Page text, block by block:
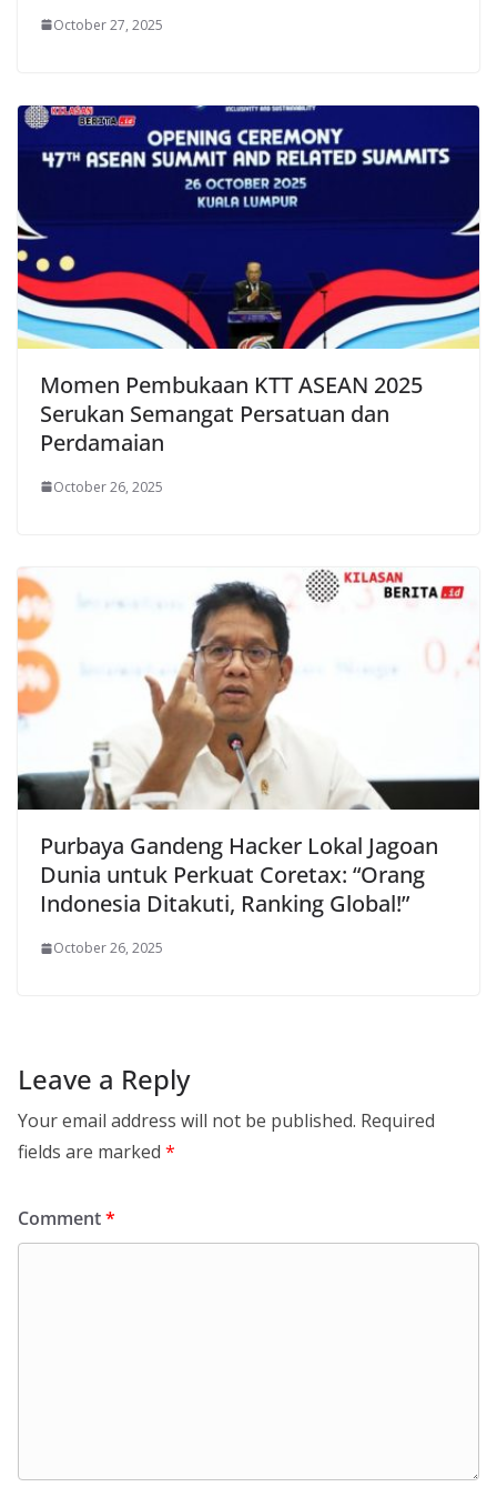
October 27, 2025
Momen Pembukaan KTT ASEAN 2025
Serukan Semangat Persatuan dan
Perdamaian
October 26, 2025
Purbaya Gandeng Hacker Lokal Jagoan
Dunia untuk Perkuat Coretax: “Orang
Indonesia Ditakuti, Ranking Global!”
October 26, 2025
Leave a Reply
Your email address will not be published. Required
fields are marked *
Comment*